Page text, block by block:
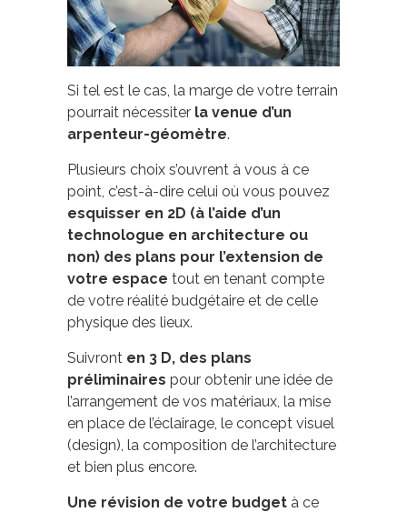
Si tel est le cas, la marge de votre terrain
pourrait nécessiter la venue d’un
arpenteur-géomètre.
Plusieurs choix s’ouvrent à vous à ce
point, c’est-à-dire celui où vous pouvez
esquisser en 2D (à l’aide d’un
technologue en architecture ou
non) des plans pour l’extension de
votre espace tout en tenant compte
de votre réalité budgétaire et de celle
physique des lieux.
Suivront en 3 D, des plans
préliminaires pour obtenir une idée de
l’arrangement de vos matériaux, la mise
en place de l’éclairage, le concept visuel
(design), la composition de l’architecture
et bien plus encore.
Une révision de votre budget à ce